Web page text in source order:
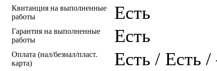
Квитанция на выполненные
работы
Есть
Гарантия на выполненные
работы
Есть
Оплата (нал/безнал/пласт.
карта)
Есть / Есть